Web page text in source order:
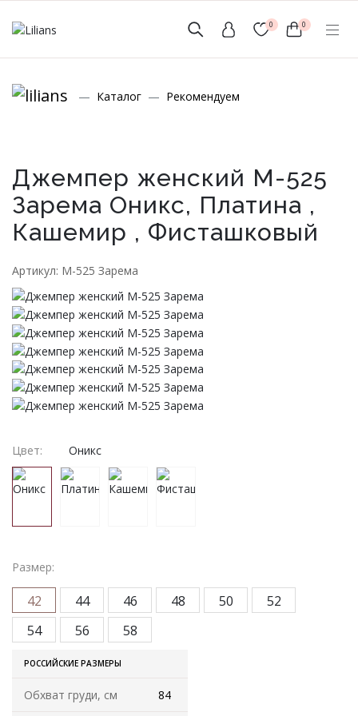
0 0
+7 (999) 156-56-43
Новинки
Мужской Ассортимент
Детcкий трикотаж
Женская одежда
Халаты
Женские спортивные костюмы
Куртка женская на молнии
Рекомендуем
Каталог Рекомендуем
Джемпер женский М-525
Зарема Оникс, Платина ,
Кашемир , Фисташковый
Артикул: М-525 Зарема
Цвет: Оникс
Размер:
42
РОССИЙСКИЕ РАЗМЕРЫ
Обхват груди, см 84
44 46 48 50
52
54
56 58